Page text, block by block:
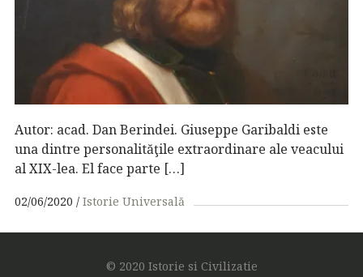
Autor: acad. Dan Berindei. Giuseppe Garibaldi este
una dintre personalităţile extraordinare ale veacului
al XIX-lea. El face parte […]
02/06/2020 Istorie Universală
© 2020 Istorie si Civilizatie